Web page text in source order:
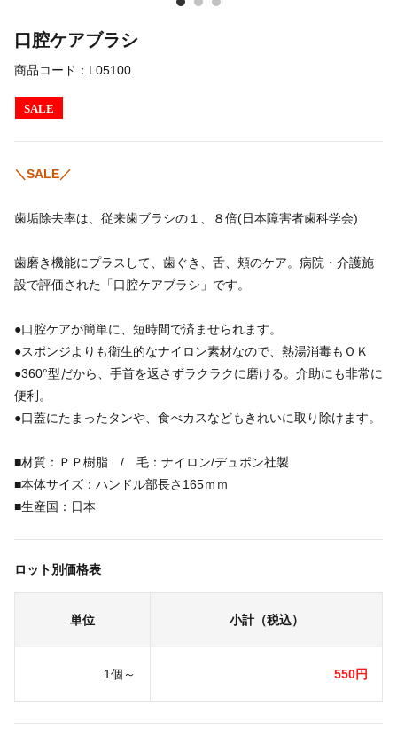
口腔ケアブラシ
商品コード： L05100
SALE
＼SALE／
歯垢除去率は、従来歯ブラシの１、８倍(日本障害者歯科学会)
歯磨き機能にプラスして、歯ぐき、舌、頬のケア。病院・介護施
設で評価された「口腔ケアブラシ」です。
●口腔ケアが簡単に、短時間で済ませられます。
●スポンジよりも衛生的なナイロン素材なので、熱湯消毒もＯＫ
●360°型だから、手首を返さずラクラクに磨ける。介助にも非常に
便利。
●口蓋にたまったタンや、食べカスなどもきれいに取り除けます。
■材質：ＰＰ樹脂 / 毛：ナイロン/デュポン社製
■本体サイズ：ハンドル部長さ165ｍｍ
■生産国：日本
ロット別価格表
単位 小計（税込）
1個～ 550円